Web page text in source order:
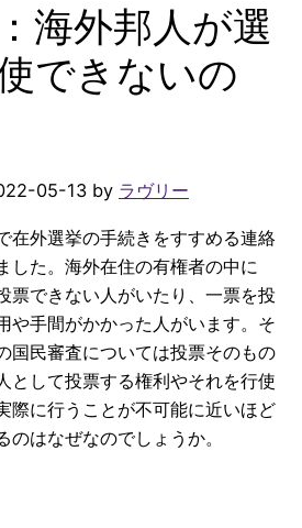
海外邦人が選
できないの
05-13 by ラヴリー
在外選挙の手続きをすすめる連絡
した。海外在住の有権者の中に
票できない人がいたり、一票を投
や手間がかかった人がいます。そ
国民審査については投票そのもの
として投票する権利やそれを行使
際に行うことが不可能に近いほど
はなぜなのでしょうか。